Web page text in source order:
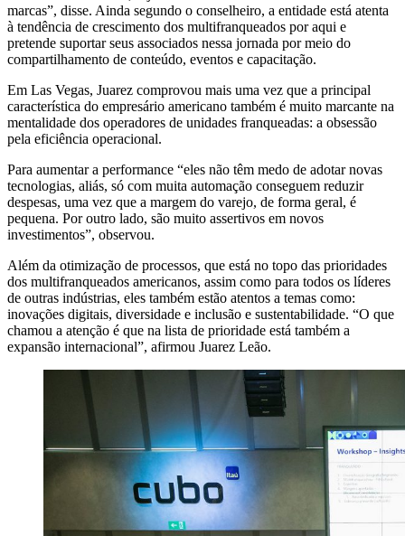
marcas”, disse. Ainda segundo o conselheiro, a entidade está atenta
à tendência de crescimento dos multifranqueados por aqui e
pretende suportar seus associados nessa jornada por meio do
compartilhamento de conteúdo, eventos e capacitação.
Em Las Vegas, Juarez comprovou mais uma vez que a principal
característica do empresário americano também é muito marcante na
mentalidade dos operadores de unidades franqueadas: a obsessão
pela eficiência operacional.
Para aumentar a performance “eles não têm medo de adotar novas
tecnologias, aliás, só com muita automação conseguem reduzir
despesas, uma vez que a margem do varejo, de forma geral, é
pequena. Por outro lado, são muito assertivos em novos
investimentos”, observou.
Além da otimização de processos, que está no topo das prioridades
dos multifranqueados americanos, assim como para todos os líderes
de outras indústrias, eles também estão atentos a temas como:
inovações digitais, diversidade e inclusão e sustentabilidade. “O que
chamou a atenção é que na lista de prioridade está também a
expansão internacional”, afirmou Juarez Leão.